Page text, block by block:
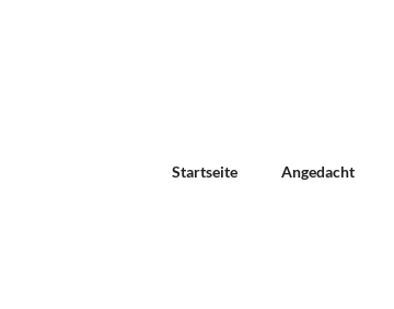
Startseite Angedacht